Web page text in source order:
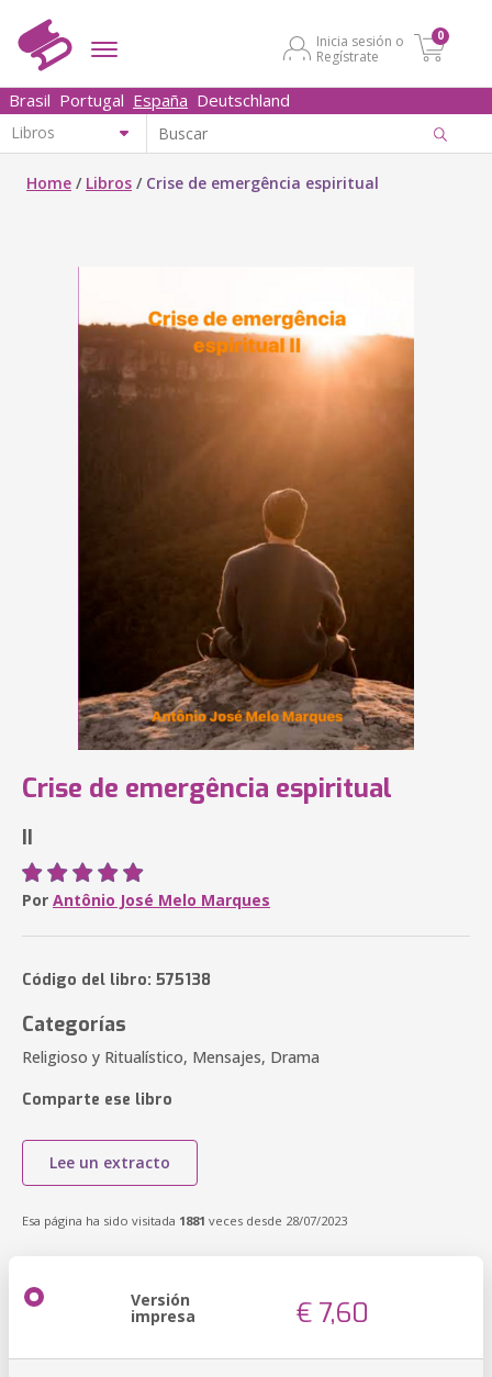
Inicia sesión o
Regístrate
0
Brasil Portugal España Deutschland
Home / Libros / Crise de emergência espiritual
Crise de emergência espiritual
II
Por Antônio José Melo Marques
Código del libro: 575138
Categorías
Religioso y Ritualístico, Mensajes, Drama
Comparte ese libro
Lee un extracto
Esa página ha sido visitada 1881 veces desde 28/07/2023
Versión
impresa € 7,60